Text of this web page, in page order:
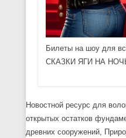
Билеты на шоу для
СКАЗКИ ЯГИ НА
Новостной ресурс для
открытых остатков
древних сооружений,